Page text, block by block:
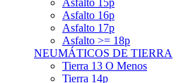
Asfalto 15p
Asfalto 16p
Asfalto 17p
Asfalto >= 18p
NEUMÁTICOS DE TIERRA
Tierra 13 O Menos
Tierra 14p